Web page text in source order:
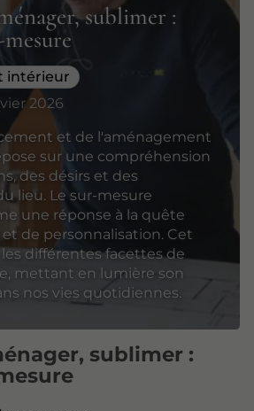
sublimer :
intérieur
2026
et de l'aménagement
sur une compréhension
des désirs et des
lieu. Le sur-mesure
une réponse à la quête
de personnalisation. Cet
différentes facettes de
mettant en lumière son
nos vies quotidiennes.
sublimer :